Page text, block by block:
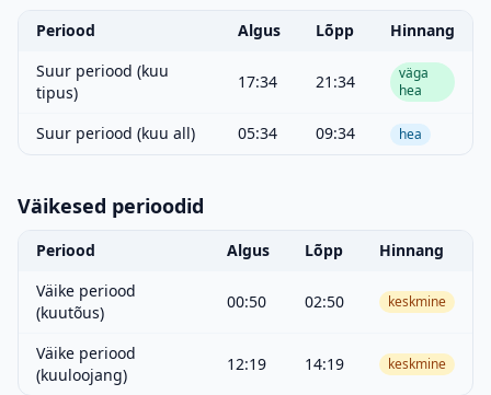
Periood Algus Lõpp
Hinnang
Suur periood (kuu
tipus)
17:34 21:34
väga
hea
Suur periood (kuu all) 05:34 09:34 hea
Väikesed perioodid
Periood Algus Lõpp
Hinnang
Väike periood
(kuutõus)
00:50 02:50 keskmine
Väike periood
(kuuloojang)
12:19 14:19 keskmine